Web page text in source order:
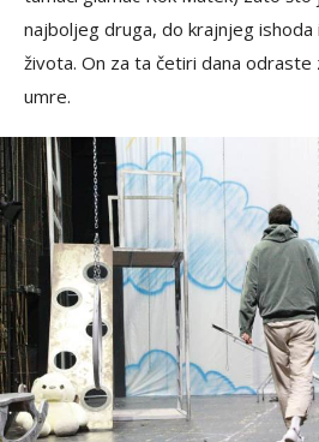
najboljeg druga, do krajnjeg
života. On za ta četiri dana odraste
umre.